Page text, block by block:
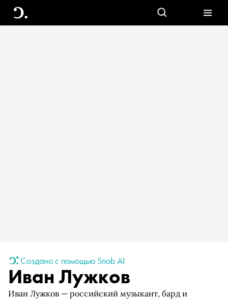
Создано с помощью Snob AI
Иван Лужков
Иван Лужков — российский музыкант, бард и